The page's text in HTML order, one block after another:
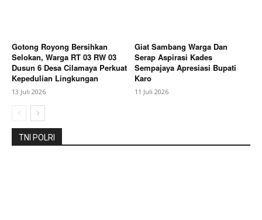
Gotong Royong Bersihkan
Selokan, Warga RT 03 RW 03
Dusun 6 Desa Cilamaya Perkuat
Kepedulian Lingkungan
13 Juli 2026
Giat Sambang Warga Dan
Serap Aspirasi Kades
Sempajaya Apresiasi Bupati
Karo
11 Juli 2026
TNI POLRI